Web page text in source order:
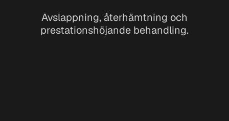
Avslappning, återhämtning och
prestationshöjande behandling.